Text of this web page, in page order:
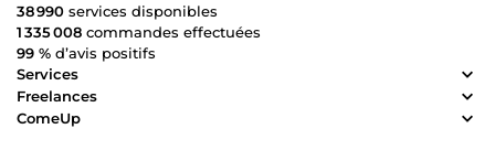
38 990 services disponibles
1 335 008 commandes effectuées
99 % d’avis positifs
Services
Freelances
ComeUp